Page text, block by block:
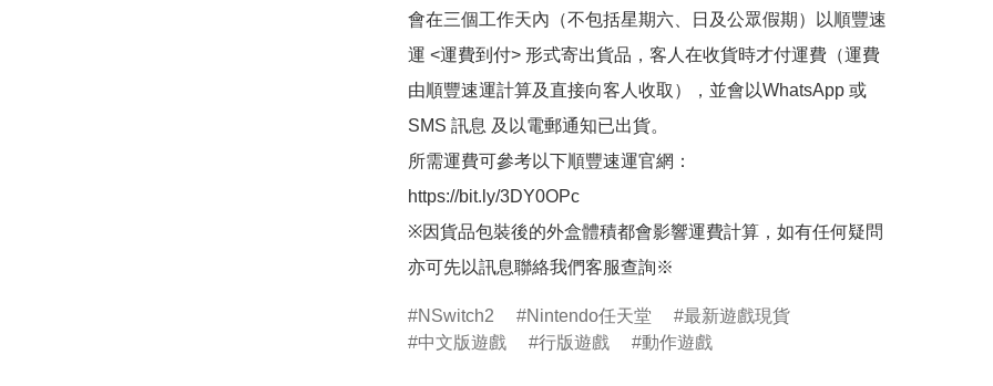
會在三個工作天內（不包括星期六、日及公眾假期）以順豐速
運 <運費到付> 形式寄出貨品，客人在收貨時才付運費（運費
由順豐速運計算及直接向客人收取），並會以WhatsApp 或
SMS 訊息 及以電郵通知已出貨。
所需運費可參考以下順豐速運官網：
https://bit.ly/3DY0OPc
※因貨品包裝後的外盒體積都會影響運費計算，如有任何疑問
亦可先以訊息聯絡我們客服查詢※
NSwitch2 Nintendo任天堂
最新遊戲現貨
中文版遊戲
行版遊戲 動作遊戲